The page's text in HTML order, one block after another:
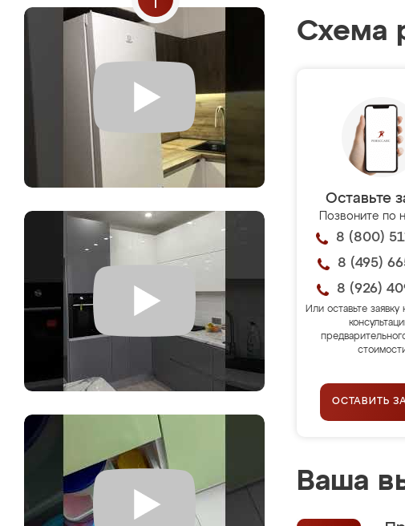
Схема
Оставьте
Позвоните по
8 (800)
8 (495)
8 (926)
Или оставьте заявку
ОСТАВИТЬ
Ваша